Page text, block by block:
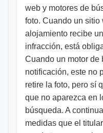
web y motores de
foto. Cuando un sitio
alojamiento recibe
infracción, está
Cuando un motor de
notificación, este no
retire la foto, pero sí
que no aparezca en
búsqueda. A
medidas que el